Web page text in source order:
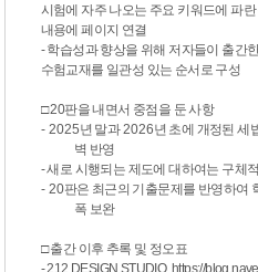
시험에 자주 나오는 주요 키워드에 파
내용에 페이지 연결
- 학습성과 향상을 위해 저자들이 출간
수험교재를 일관성 있는 순서로 구성
□ 20판을 내면서 중점을 둔 사항
- 2025년 말과2026년 초에 개정된 세
벽 반영
-새로 시행되는 제도에 대하여는 구체
- 20판은 최근의 기출문제를 반영하여
폭 보완
□ 출간 이후 추록 및 정오표
- 212 DESIGN STUDIO https://